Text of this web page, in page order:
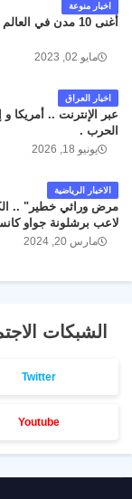
اخبار منوعة
أغنى 10 مدن في العالم
مايو 02, 2023
اخبار العراق
عبر الإنترنت .. أمريكا
الحرب .
يونيو 18, 2026
الاخبار الرياضية
مرض وراثي خطير" ..
لاعب برشلونة جواو
مارس 20, 2024
الشبكات
Twitter
Youtube